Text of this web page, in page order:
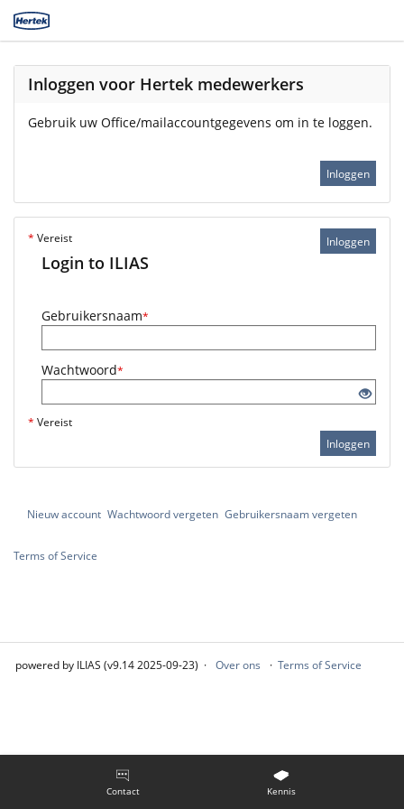
Contact Kennis
Inloggen voor Hertek medewerkers
Gebruik uw Office/mailaccountgegevens om in te loggen.
Inloggen
Inloggen
* Vereist
Login to ILIAS
Gebruikersnaam*
Wachtwoord*
* Vereist
Inloggen
Nieuw account Wachtwoord vergeten Gebruikersnaam vergeten
Terms of Service
powered by ILIAS (v9.14 2025-09-23) Over ons Terms of Service